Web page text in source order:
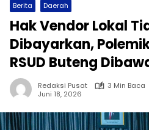
Berita Daerah
Hak Vendor Lokal
Dibayarkan,
RSUD Buteng
Redaksi Pusat
3 Min Baca
Juni 18, 2026